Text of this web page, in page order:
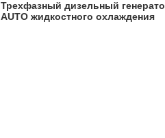
Трехфазный дизельный
AUTO жидкостного охлаждения